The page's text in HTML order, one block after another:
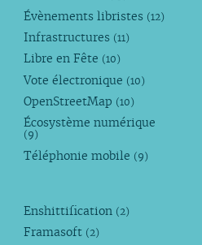
Évènements libristes (12)
Infrastructures (11)
Libre en Fête (10)
Vote électronique (10)
OpenStreetMap (10)
Écosystème numérique
(9)
Téléphonie mobile (9)
Enshittification (2)
Framasoft (2)